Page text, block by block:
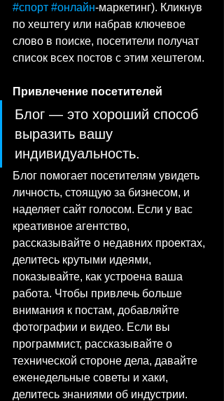
#спорт #онлайн-маркетинг). Кликнув
по хештегу или набрав ключевое
слово в поиске, посетители получат
список всех постов с этим хештегом.
Привлечение посетителей
Блог — это хороший способ
выразить вашу
индивидуальность.
Блог помогает посетителям увидеть
личность, стоящую за бизнесом, и
наделяет сайт голосом. Если у вас
креативное агентство,
рассказывайте о недавних проектах,
делитесь крутыми идеями,
показывайте, как устроена ваша
работа. Чтобы привлечь больше
внимания к постам, добавляйте
фотографии и видео. Если вы
программист, рассказывайте о
технической стороне дела, давайте
еженедельные советы и хаки,
делитесь знаниями об индустрии.